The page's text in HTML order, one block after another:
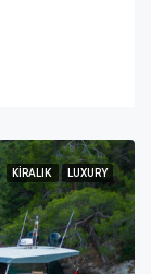
KIRALIK LUXURY